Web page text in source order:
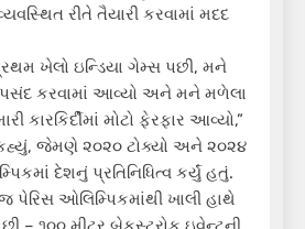
રીતે તૈયારી કરવામાં મદદ
ખેલો ઇન્ડિયા ગેમ્સ પછી, મને
પસંદ કરવામાં આવ્યો અને મને મળેલા
કારકિર્દીમાં મોટો ફેરફાર આવ્યો,”
જેમણે ૨૦૨૦ ટોક્યો અને ૨૦૨૪
દેશનું પ્રતિનિધિત્વ કર્યું હતું.
પેરિસ ઓલિમ્પિકમાંથી ખાલી હાથે